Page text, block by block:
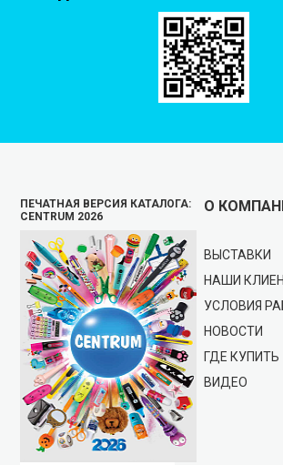
ПЕЧАТНАЯ ВЕРСИЯ КАТАЛОГА:
CENTRUM 2026
О
ВЫСТАВКИ
НАШИ
УСЛОВИЯ
НОВОСТИ
ГДЕ КУПИТЬ
ВИДЕО